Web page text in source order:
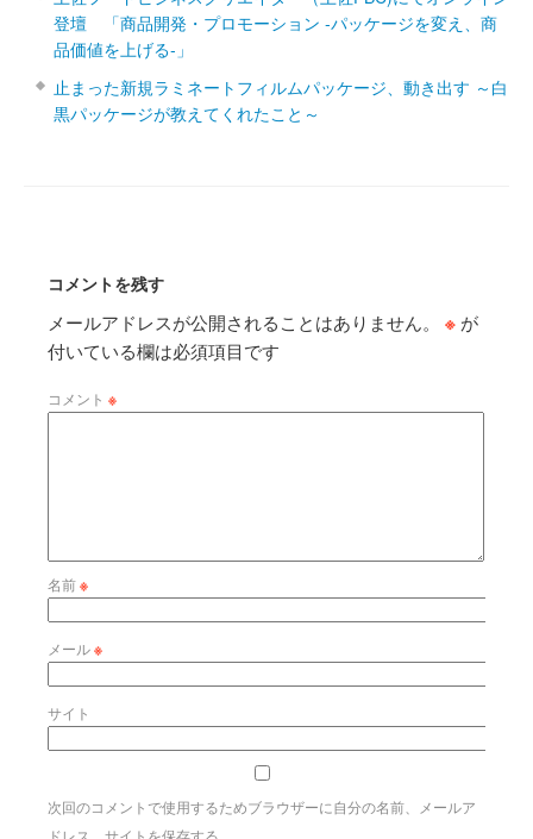
登壇 「商品開発・プロモーション ‐パッケージを変え、商
品価値を上げる‐」
止まった新規ラミネートフィルムパッケージ、動き出す ～白
黒パッケージが教えてくれたこと～
コメントを残す
メールアドレスが公開されることはありません。 ※ が
付いている欄は必須項目です
コメント ※
名前※
メール※
サイト
次回のコメントで使用するためブラウザーに自分の名前、メールア